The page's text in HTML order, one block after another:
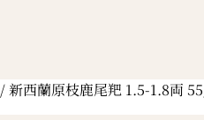
/ 新西蘭原枝鹿尾羓 1.5-1.8両